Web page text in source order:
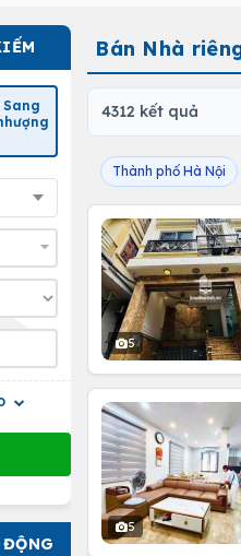
Sang
Bán Nhà
4312 kết quả
Thành phố Hà Nội
5
5